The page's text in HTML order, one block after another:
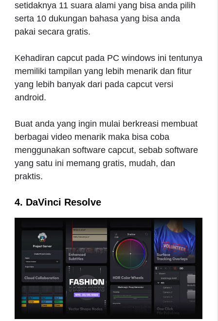
setidaknya 11 suara alami yang bisa anda pilih
serta 10 dukungan bahasa yang bisa anda
pakai secara gratis.
Kehadiran capcut pada PC windows ini tentunya
memiliki tampilan yang lebih menarik dan fitur
yang lebih banyak dari pada capcut versi
android.
Buat anda yang ingin mulai berkreasi membuat
berbagai video menarik maka bisa coba
menggunakan software capcut, sebab software
yang satu ini memang gratis, mudah, dan
praktis.
4. DaVinci Resolve